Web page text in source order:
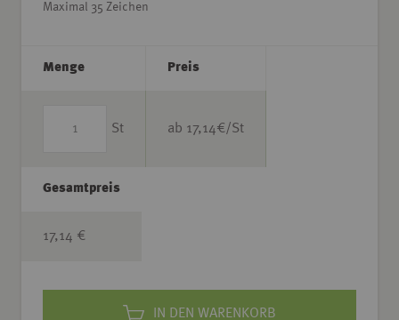
Maximal 35 Zeichen
Menge
St
Preis
ab 17,14€/St
Gesamtpreis
17,14 €
IN DEN WARENKORB